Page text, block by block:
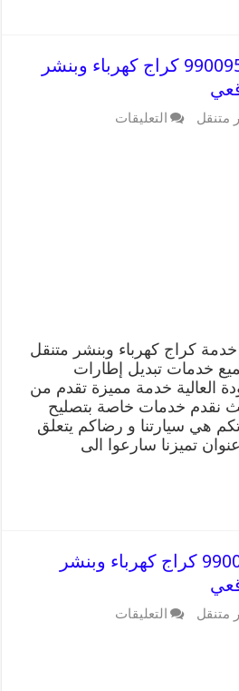
بنشر المنصورية 99009551 كراج كهرباء وبنشر
متنقل التعليقات
كراج كهرباء وبنشر متنقل
خدمات تبديل إطارات
العالية خدمة مميزة تقدم من
نقدم خدمات خاصة بتصليح
هي سيارتنا و رضاكم يتعلق
تميزنا سارعوا الى
بنشر الشامية 99009551 كراج كهرباء وبنشر
متنقل التعليقات